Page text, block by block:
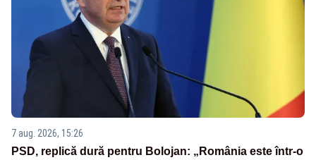
7 aug. 2026, 15:26
PSD, replică dură pentru Bolojan: „România este într-o